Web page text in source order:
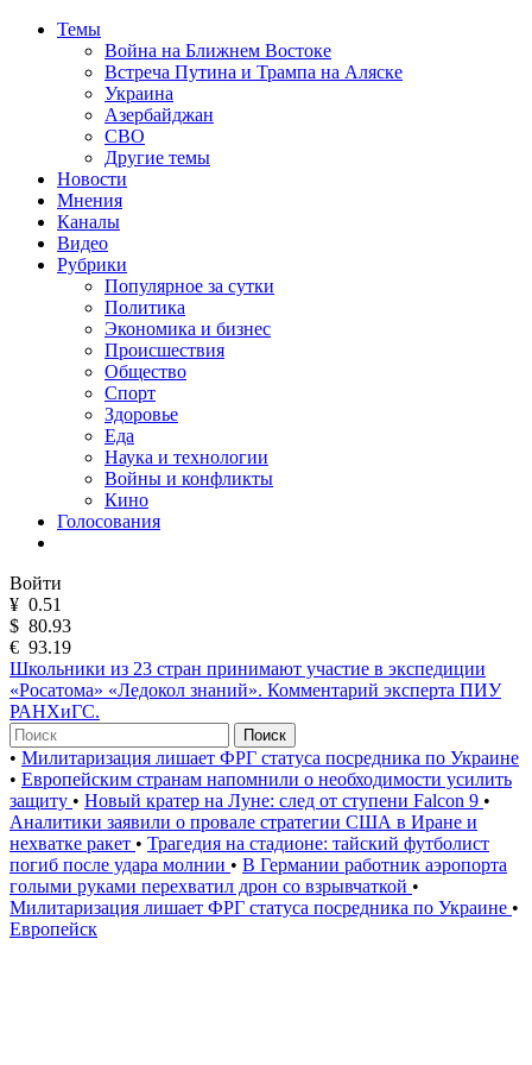
Темы
Война на Ближнем Востоке
Встреча Путина и Трампа на Аляске
Украина
Азербайджан
СВО
Другие темы
Новости
Мнения
Каналы
Видео
Рубрики
Популярное за сутки
Политика
Экономика и бизнес
Происшествия
Общество
Спорт
Здоровье
Еда
Наука и технологии
Войны и конфликты
Кино
Голосования
Войти
¥ 0.51
$ 80.93
€ 93.19
Школьники из 23 стран принимают участие в экспедиции
«Росатома» «Ледокол знаний». Комментарий эксперта ПИУ
РАНХиГС.
Поиск
• Милитаризация лишает ФРГ статуса посредника по Украине
• Европейским странам напомнили о необходимости усилить
защиту • Новый кратер на Луне: след от ступени Falcon 9 •
Аналитики заявили о провале стратегии США в Иране и
нехватке ракет • Трагедия на стадионе: тайский футболист
погиб после удара молнии • В Германии работник аэропорта
голыми руками перехватил дрон со взрывчаткой •
Милитаризация лишает ФРГ статуса посредника по Украине •
Европейск